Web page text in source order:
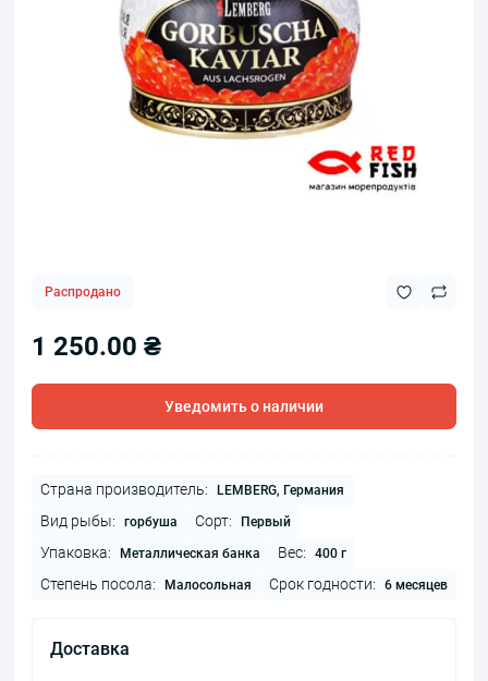
Распродано
1 250.00 ₴
Уведомить о наличии
Страна производитель: LEMBERG, Германия
Вид рыбы: горбуша Сорт: Первый
Упаковка: Металлическая банка Вес: 400 г
Степень посола: Малосольная Срок годности: 6 месяцев
Доставка